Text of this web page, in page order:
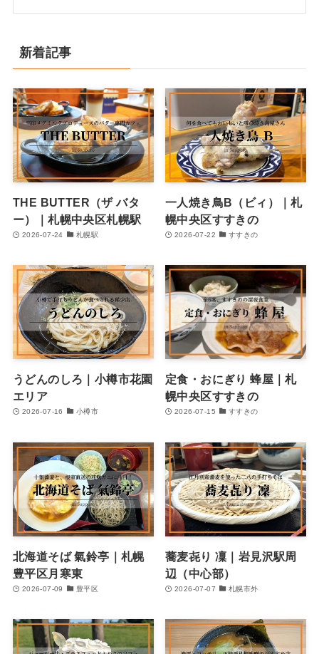
新着記事
THE BUTTER（ザ バタ
ー）｜札幌中央区札幌駅
2026-07-24 札幌駅
一人焼き鳥B（ビィ）｜札
幌中央区すすきの
2026-07-22 すすきの
うどんのしろ｜小樽市花園
エリア
2026-07-16 小樽市
定食・おにぎり 蜂屋｜札
幌中央区すすきの
2026-07-15 すすきの
北海道そば 氣鈴亭｜札幌
豊平区月寒東
2026-07-09 豊平区
蕎麦㐂り 凜｜岩見沢駅周
辺（中心部）
2026-07-07 札幌市外